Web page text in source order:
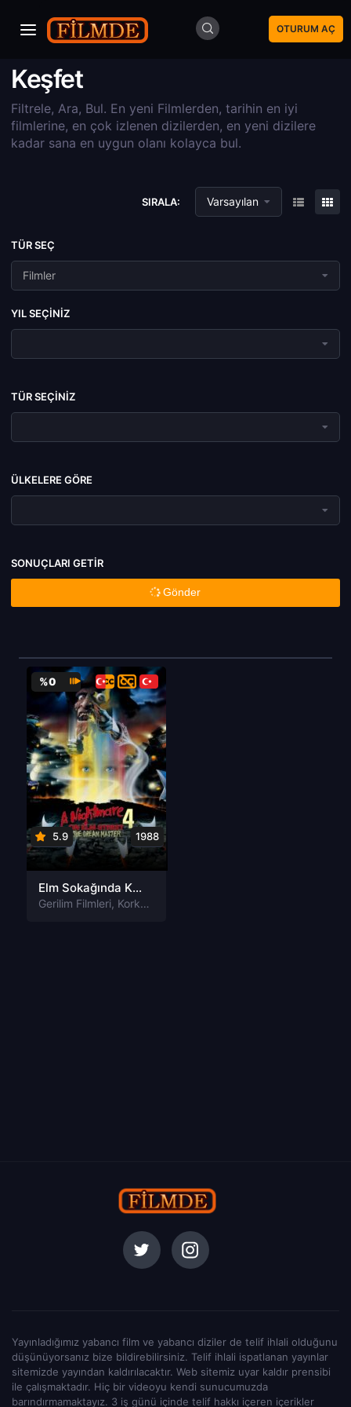
OTURUM AÇ
Keşfet
Filtrele, Ara, Bul. En yeni Filmlerden, tarihin en iyi
filmlerine, en çok izlenen dizilerden, en yeni dizilere
kadar sana en uygun olanı kolayca bul.
SIRALA: Varsayılan
TÜR SEÇ
Filmler
YIL SEÇINIZ
TÜR SEÇINIZ
ÜLKELERE GÖRE
SONUÇLARI GETIR
Gönder
%0
5.9 1988
Elm Sokağında Kabus 4: Rüya Ustası Tr Dublaj izle
Gerilim Filmleri, Korku Filmleri
Yayınladığımız yabancı film ve yabancı diziler de telif ihlali olduğunu
düşünüyorsanız bize bildirebilirsiniz. Telif ihlali ispatlanan yayınlar
sitemizde yayından kaldırılacaktır. Web sitemiz uyar kaldır prensibi
ile çalışmaktadır. Hiç bir videoyu kendi sunucumuzda
barındırmamaktayız. 3 iş günü içinde telif hakkı içeren içerikler